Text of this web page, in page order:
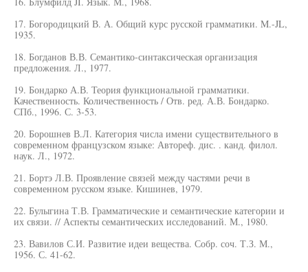
17. Богородицкий В. А. Общий курс русской грамматики. M.-JL,
1935.
18. Богданов В.В. Семантико-синтаксическая организация
предложения. Л., 1977.
19. Бондарко А.В. Теория функциональной грамматики.
Качественность. Количественность / Отв. ред. А.В. Бондарко.
СПб., 1996. С. 3-53.
20. Борошнев В.Л. Категория числа имени существительного в
современном французском языке: Автореф. дис. . канд. филол.
наук. Л., 1972.
21. Бортэ Л.В. Проявление связей между частями речи в
современном русском языке. Кишинев, 1979.
22. Булыгина Т.В. Грамматические и семантические категории и
их связи. // Аспекты семантических исследований. М., 1980.
23. Вавилов С.И. Развитие идеи вещества. Собр. соч. Т.З. М.,
1956. С. 41-62.